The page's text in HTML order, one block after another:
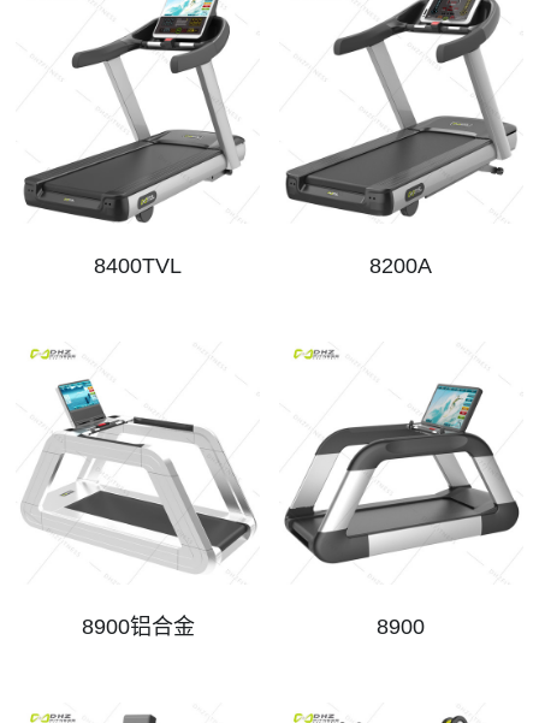
8400TVL 8200A
8900铝合金 8900